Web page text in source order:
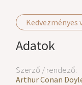
Kedvezményes
Adatok
Szerző / rendező:
Arthur Conan